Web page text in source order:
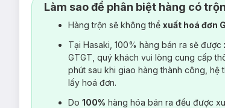
Làm sao để phân biệt hàng có
Hàng trộn sẽ không thể xuất hoá đơn
Tại Hasaki, 100% hàng bán ra sẽ được
GTGT, quý khách vui lòng cung cấp
phút sau khi giao hàng thành công,
lấy hoá đơn.
Do 100% hàng hóa bán ra đều được